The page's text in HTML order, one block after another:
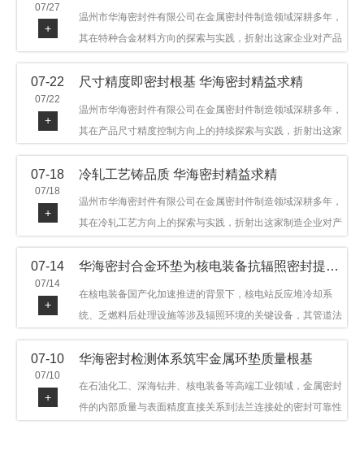
07/27
+
温州市华海密封件有限公司在金属密封件制造领域深耕多年，
其在特种合金材料方向的探索与实践，折射出这家企业对产品
品，可提供多种材质方案，在石油机械、管道法兰、采油树、
07-22
07/22
+
尺寸精度即密封根基 华海密封精益求精
温州市华海密封件有限公司在金属密封件制造领域深耕多年，
其在产品尺寸精度控制方向上的持续探索与实践，折射出这家
产品，广泛应用于石油机械、管道法兰、采油树、井口装置等
领域。本文从尺寸精度的技术内涵及企业工艺积累等角度，呈
现华海密封在该领域的务实探索与稳步发展。
07-18
07/18
+
冷轧工艺铸品质 华海密封精益求精
温州市华海密封件有限公司在金属密封件制造领域深耕多年，
其在冷轧工艺方向上的探索与实践，折射出这家制造企业对产
品，广泛应用于石油机械、管道法兰、采油树、井口装置等领
步发展。
07-14
07/14
+
华海密封合金环垫为核电装备抗辐照密封提供可靠保障
在核电装备国产化加速推进的背景下，核电站反应堆冷却系
统、乏燃料后处理设施等涉及辐照环境的关键设备，其管道法
定与密封可靠。温州市华海密封件科技有限公司深耕金属密封
领域二十余年，依托八角垫、椭圆垫及RX/BX系列高压环垫等
全系列产品，以特种合金材质体系，为核电装备抗辐照密封提
供针对性配套方案。
07-10
07/10
+
华海密封检测体系筑牢金属环垫质量根基
在石油化工、深海钻井、核电装备等高端工业领域，金属密封
件的内部质量与表面精度直接关系到法兰连接处的密封可靠性